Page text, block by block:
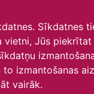
Jūs
izmantošanas
vairāk.